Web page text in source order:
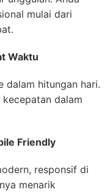
mulai dari
Waktu
dalam hitungan hari.
dalam
Friendly
responsif di
menarik